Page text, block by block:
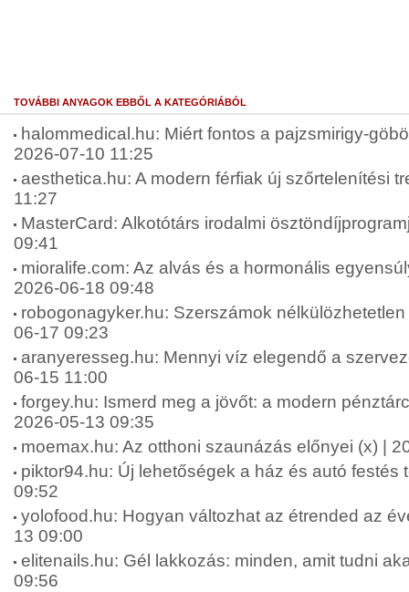
TOVÁBBI ANYAGOK EBBŐL A KATEGÓRIÁBÓL
halommedical.hu: Miért fontos a pajzsmirigy-
2026-07-10 11:25
aesthetica.hu: A modern férfiak új szőrtelenítési
11:27
MasterCard: Alkotótárs irodalmi
09:41
mioralife.com: Az alvás és a hormonális
2026-06-18 09:48
robogonagyker.hu: Szerszámok
06-17 09:23
aranyeresseg.hu: Mennyi víz elegendő a
06-15 11:00
forgey.hu: Ismerd meg a jövőt: a modern
2026-05-13 09:35
moemax.hu: Az otthoni szaunázás előnyei (x) |
piktor94.hu: Új lehetőségek a ház és autó festés
09:52
yolofood.hu: Hogyan változhat az étrended az
13 09:00
elitenails.hu: Gél lakkozás: minden, amit tudni
09:56